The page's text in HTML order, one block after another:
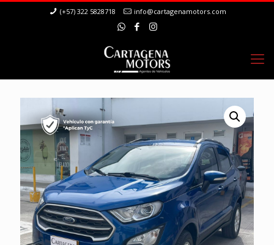
(+57) 322 5828718 info@cartagenamotors.com